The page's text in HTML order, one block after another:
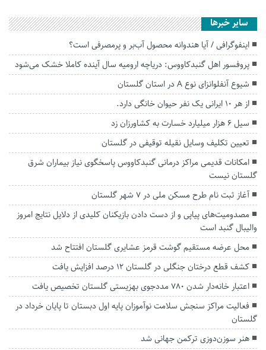
سایر خبرها
اینفوگرافی / آیا هندوانه محصول آب‌بر و پرمصرفی است؟
پروفسور اهل گنبدکاووس: دریاچه ارومیه سال آینده کاملا خشک می‌شود
شیوع آنفلوانزای نوع A در استان گلستان
از هر ۱۰ ایرانی یک نفر حیوان خانگی دارد.
سیل ۶ هزار میلیارد خسارت به کشاورزان زد
تعیین تکلیف وسایل نقیله توقیفی در گلستان
امکانات قدیمی مراکز درمانی گنبدکاووس پاسخگوی نیاز بیماران شرق
گلستان نیست
آغاز ثبت نام طرح مسکن ملی در ۷ شهر گلستان
مصدومیت‌های پیاپی‌ و از دست دادن بازیکنان کلیدی از دلایل نتایج امروز
والیبال گنبد است
محل عرضه مستقیم گوشت قرمز عشایری گلستان افتتاح شد
کشف قطع درختان جنگلی در گلستان ۱۲ درصد افزایش یافت
اعتبار خانه‌دار شدن ۷۸۰ مددجوی بهزیستی گلستان تخصیص یافت
فعالیت مراکز سنجش سلامت نوآموزان پایه اول دبستان تا پایان خرداد در
گلستان
هنر سوزن‌دوزی ترکمن جهانی شد